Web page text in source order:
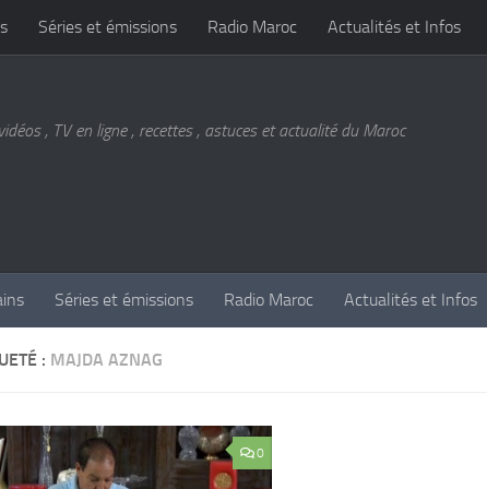
Séries et émissions Radio Maroc Actualités et Infos
, TV en ligne , recettes , astuces et actualité du Maroc
Séries et émissions Radio Maroc Actualités et Infos
: MAJDA AZNAG
0